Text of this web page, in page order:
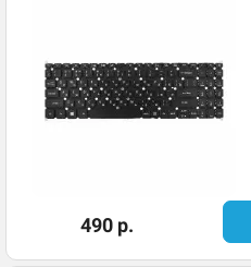
490 р.